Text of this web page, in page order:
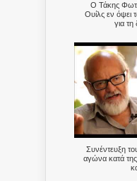
Ο Τάκης
Ουίλς εν
για
Συνέντευξη
αγώνα κατά